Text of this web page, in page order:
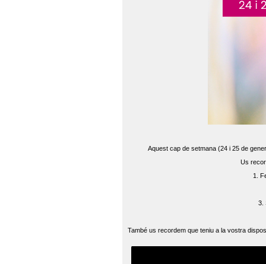
Aquest cap de setmana (24 i 25 de
Us
1.
3.
També us recordem que teniu a la vostra